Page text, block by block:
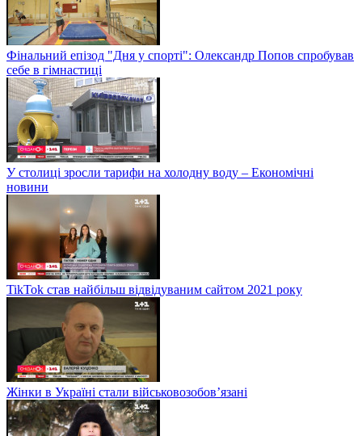
Фінальний епізод "Дня у спорті": Олександр Попов спробував
себе в гімнастиці
У столиці зросли тарифи на холодну воду – Економічні
новини
TikTok став найбільш відвідуваним сайтом 2021 року
Жінки в Україні стали військовозобов’язані